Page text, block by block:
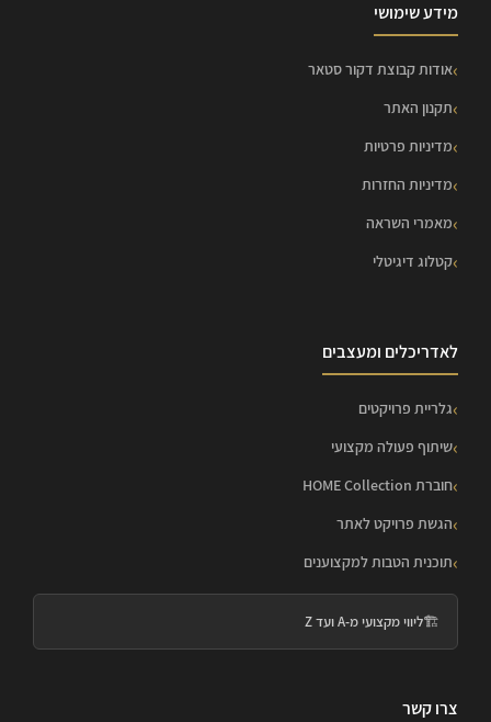
מידע שימושי
אודות קבוצת דקור סטאר
תקנון האתר
מדיניות פרטיות
מדיניות החזרות
מאמרי השראה
קטלוג דיגיטלי
לאדריכלים ומעצבים
גלריית פרויקטים
שיתוף פעולה מקצועי
חוברת HOME Collection
הגשת פרויקט לאתר
תוכנית הטבות למקצוענים
🏗️ליווי מקצועי מ-A ועד Z
צרו קשר